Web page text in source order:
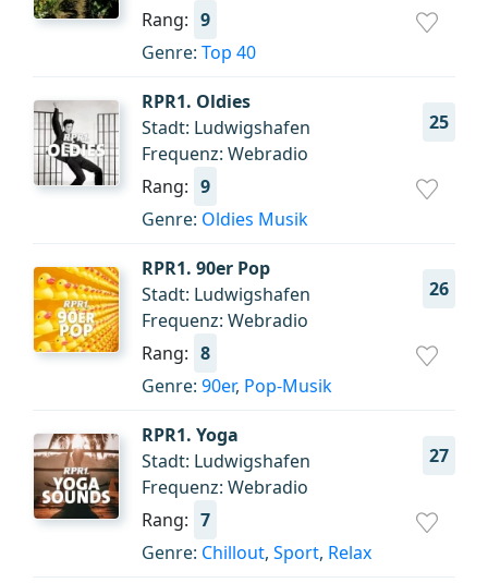
Rang: 9
Genre: Top 40
RPR1. Oldies
25
Stadt: Ludwigshafen
Frequenz: Webradio
Rang: 9
Genre: Oldies Musik
RPR1. 90er Pop
26
Stadt: Ludwigshafen
Frequenz: Webradio
Rang: 8
Genre: 90er, Pop-Musik
RPR1. Yoga
27
Stadt: Ludwigshafen
Frequenz: Webradio
Rang: 7
Genre: Chillout, Sport, Relax